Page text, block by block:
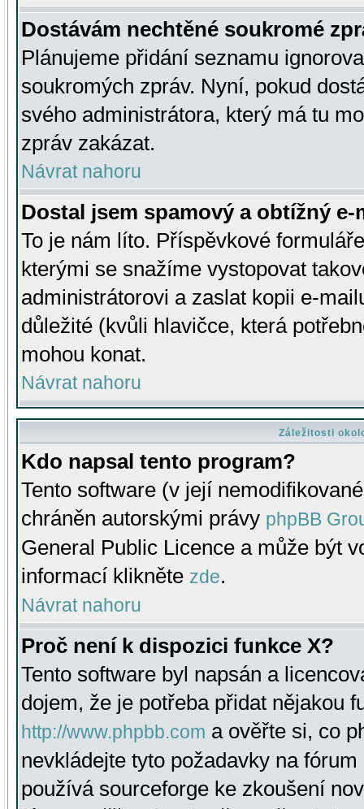
Dostávám nechtěné soukromé
Plánujeme přidání seznamu
soukromých zpráv. Nyní, pokud
svého administrátora, který má tu
zpráv zakázat.
Návrat nahoru
Dostal jsem spamový a obtížný
To je nám líto. Příspěvkové
kterými se snažíme vystopovat
administrátorovi a zaslat kopii e-
důležité (kvůli hlavičce, která
mohou konat.
Návrat nahoru
Záležitosti
Kdo napsal tento program?
Tento software (v její
chráněn autorskými právy phpBB
General Public Licence a může být
informací klikněte zde.
Návrat nahoru
Proč není k dispozici funkce X?
Tento software byl napsán a
dojem, že je potřeba přidat nějakou
http://www.phpbb.com a ověřte si, co
nevkládejte tyto požadavky na
používá sourceforge ke zkoušení